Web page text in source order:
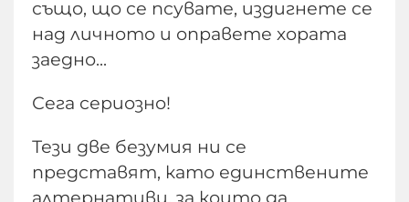
също, що се псувате, издигнете се
над личното и оправете хората
заедно...
Сега сериозно!
Тези две безумия ни се
представят, като единствените
алтернативи, за които да